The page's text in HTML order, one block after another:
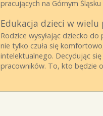
pracujących na Górnym Śląsku
Edukacja dzieci w
Rodzice wysyłając dziecko
nie tylko czuła się
intelektualnego. Decydując
pracowników. To, kto będzie